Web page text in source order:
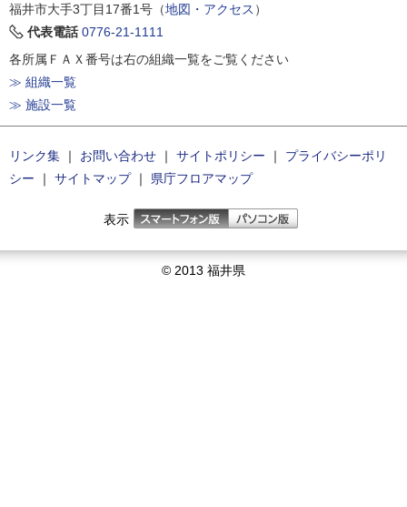
福井市大手3丁目17番1号（地図・アクセス ）
代表電話 0776-21-1111
各所属ＦＡＸ番号は右の組織一覧をご覧ください
≫ 組織一覧
≫ 施設一覧
リンク集 ｜ お問い合わせ ｜ サイトポリシー ｜
プライバシーポリ
シー ｜ サイトマップ｜ 県庁フロアマップ
表示
© 2013 福井県